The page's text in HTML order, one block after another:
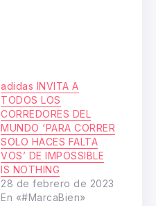
adidas INVITA A
TODOS LOS
CORREDORES DEL
MUNDO ‘PARA CORRER
SOLO HACES FALTA
VOS’ DE IMPOSSIBLE
IS NOTHING
28 de febrero de 2023
En «#MarcaBien»